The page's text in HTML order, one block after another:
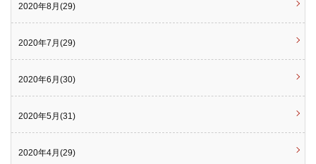
2020年8月(29)
2020年7月(29)
2020年6月(30)
2020年5月(31)
2020年4月(29)